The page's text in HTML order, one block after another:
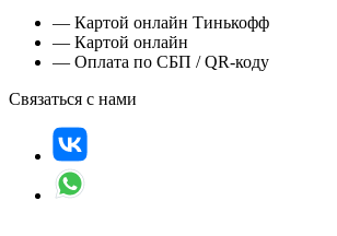
— Картой онлайн Тинькофф
— Картой онлайн
— Оплата по СБП / QR-коду
Связаться с нами